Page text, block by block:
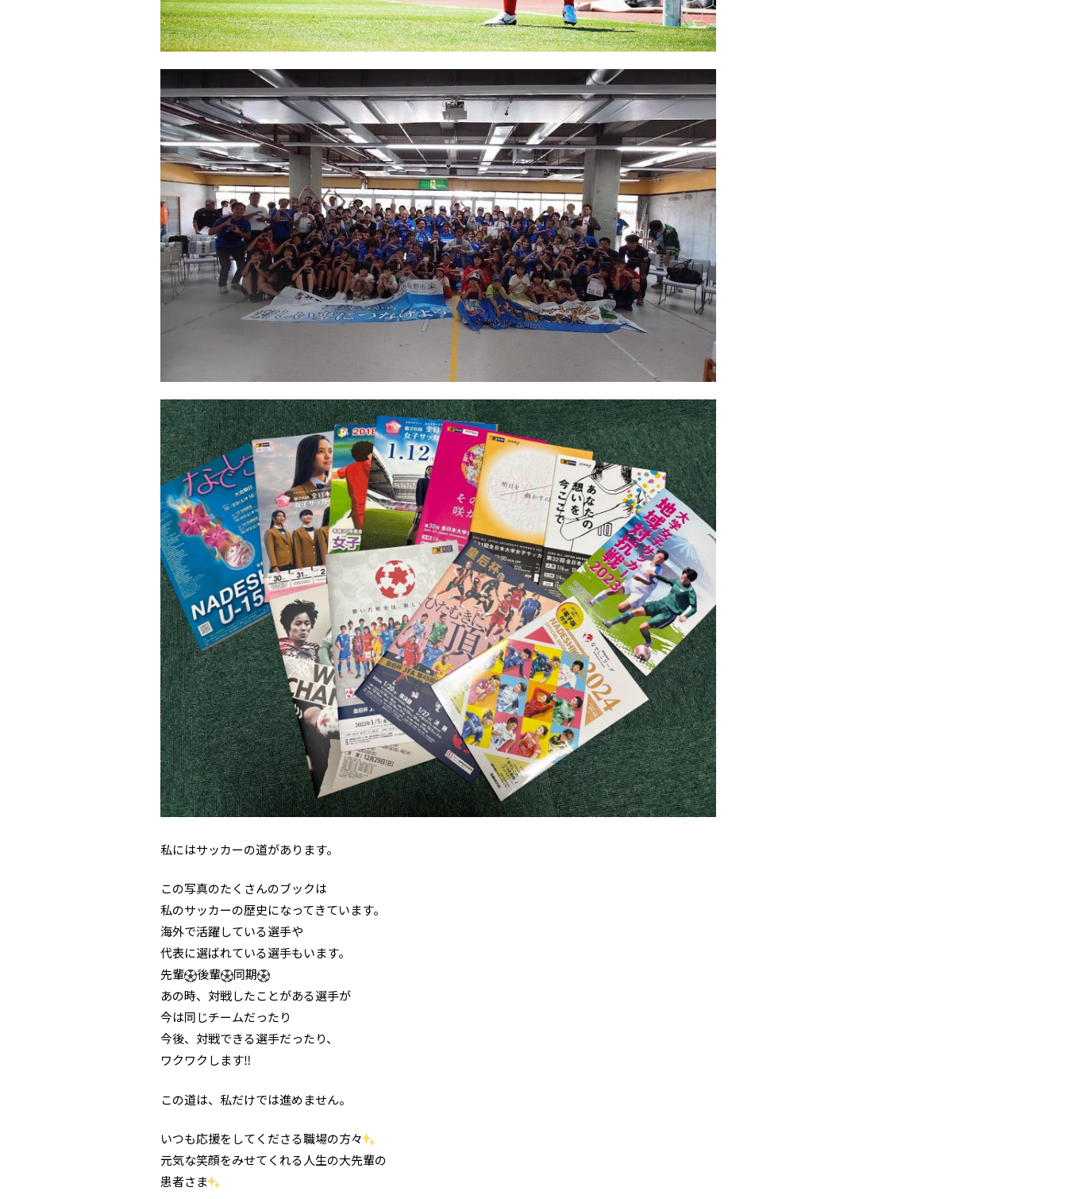
私にはサッカーの道があります。
この写真のたくさんのブックは
私のサッカーの歴史になってきています。
海外で活躍している選手や
代表に選ばれている選手もいます。
先輩
後輩
同期
あの時、対戦したことがある選手が
今は同じチームだったり
今後、対戦できる選手だったり、
ワクワクします‼️
この道は、私だけでは進めません。
いつも応援をしてくださる職場の方々
元気な笑顔をみせてくれる人生の大先輩の
患者さま